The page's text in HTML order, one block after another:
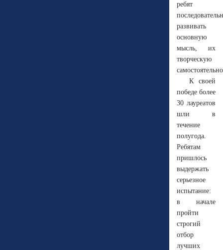
ребят
развивать
основную
мысль, их
творческую
К своей
победе более
30 лауреатов
шли в
течение
полугода.
Ребятам
пришлось
выдержать
серьезное
испытание:
в начале
пройти
строгий
отбор
лучших